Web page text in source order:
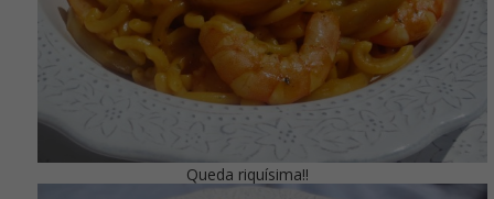
Queda riquísima!!